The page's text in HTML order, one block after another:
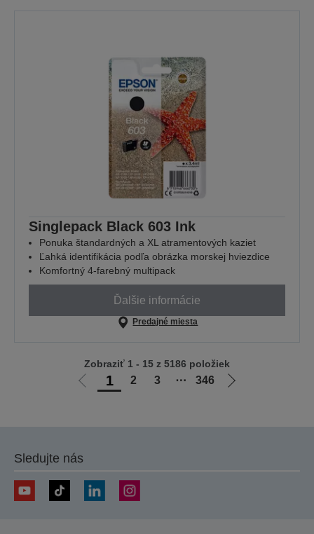
Singlepack Black 603 Ink
Ponuka štandardných a XL atramentových kaziet
Ľahká identifikácia podľa obrázka morskej hviezdice
Komfortný 4-farebný multipack
Ďalšie informácie
Predajné miesta
Ísť
1 2 3 ⋯ 346
Ísť
Zobraziť 1 - 15 z 5186 položiek
Sledujte nás